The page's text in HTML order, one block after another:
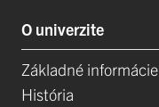
O univerzite
Základné informácie
História